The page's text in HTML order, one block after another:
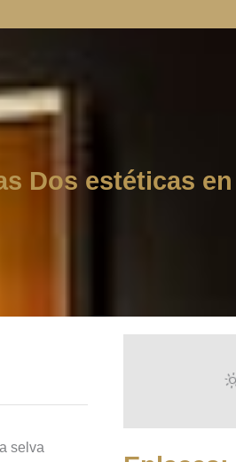
Dos estéticas
selva